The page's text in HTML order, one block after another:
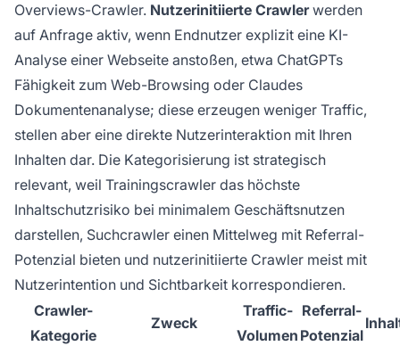
Overviews-Crawler. Nutzerinitiierte Crawlerwerden
auf Anfrage aktiv, wenn Endnutzer explizit eine KI-
Analyse einer Webseite anstoßen, etwa ChatGPTs
Fähigkeit zum Web-Browsing oder Claudes
Dokumentenanalyse; diese erzeugen weniger Traffic,
stellen aber eine direkte Nutzerinteraktion mit Ihren
Inhalten dar. Die Kategorisierung ist strategisch
relevant, weil Trainingscrawler das höchste
Inhaltschutzrisiko bei minimalem Geschäftsnutzen
darstellen, Suchcrawler einen Mittelweg mit Referral-
Potenzial bieten und nutzerinitiierte Crawler meist mit
Nutzerintention und Sichtbarkeit korrespondieren.
Crawler-
Kategorie
Zweck
Traffic-
Volumen
Referral-
Potenzial